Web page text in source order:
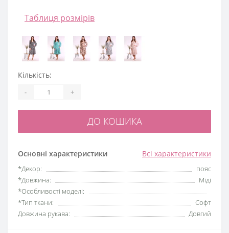
Основні характеристики Всі характеристики
*Декор:
пояс
*Довжина:
Міді
*Особливості моделі:
*Тип ткани:
Софт
Довжина рукава:
Довгий
Таблиця розмірів
Кількість:
- +
ДО КОШИКА